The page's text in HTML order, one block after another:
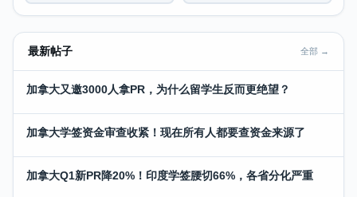
最新帖子 全部 →
加拿大又邀3000人拿PR，为什么留学生反而更绝望？
加拿大学签资金审查收紧！现在所有人都要查资金来源了
加拿大Q1新PR降20%！印度学签腰切66%，各省分化严重